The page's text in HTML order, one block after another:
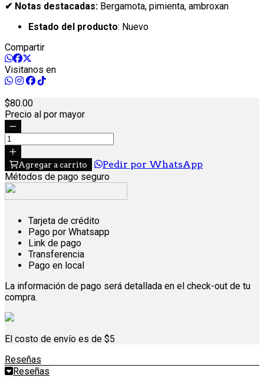
✔ Notas destacadas: Bergamota, pimienta, ambroxan
Estado del producto: Nuevo
Compartir
Visitanos en
80.00
Precio al por mayor
Agregar a carrito
Pedir por WhatsApp
Métodos de pago seguro
Tarjeta de crédito
Pago por Whatsapp
Link de pago
Transferencia
Pago en local
La información de pago será detallada en el check-out de tu
compra.
El costo de envío es de $5
Reseñas
Reseñas